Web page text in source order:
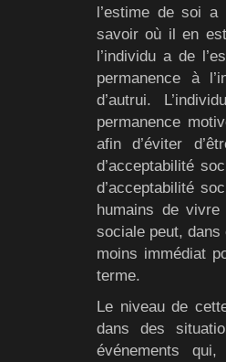
l’estime de soi a
savoir où il en
l’individu a de
permanence à
d’autrui.
permanence
afin d’éviter
d’acceptabilité
d’acceptabilité
humains de
sociale peut,
moins immédiat
terme.
Le niveau de
dans des
événements